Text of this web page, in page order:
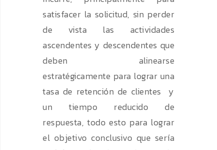
satisfacer la solicitud, sin perder
de vista las actividades
ascendentes y descendentes que
deben alinearse
estratégicamente para lograr una
tasa de retención de clientes y
un tiempo reducido de
respuesta, todo esto para lograr
el objetivo conclusivo que sería